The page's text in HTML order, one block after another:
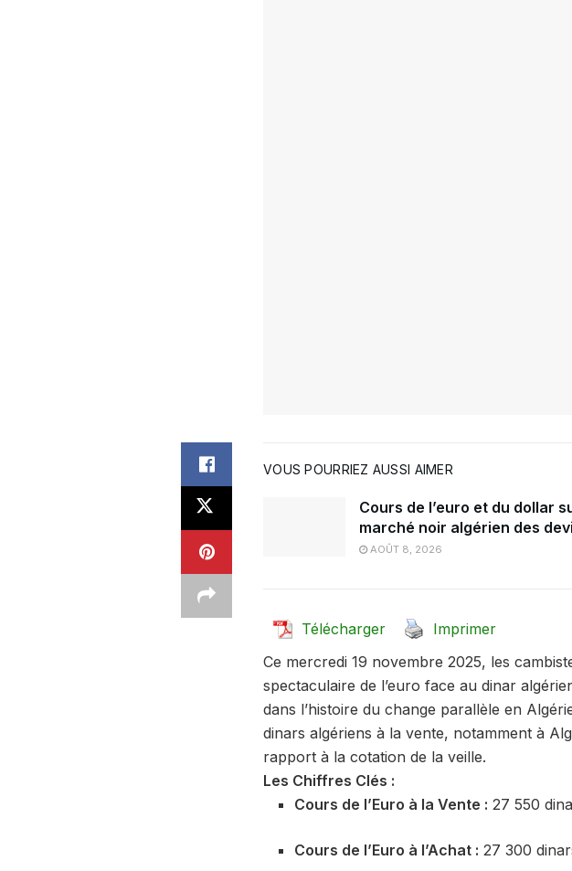
VOUS POURRIEZ AUSSI AIMER
Cours de l’euro et du dollar
marché noir algérien des
AOÛT 8, 2026
Télécharger
Imprimer
Ce mercredi 19 novembre 2025, les
spectaculaire de l’euro face au dinar
dans l’histoire du change parallèle en
dinars algériens à la vente, notamment à
rapport à la cotation de la veille.
Les Chiffres Clés :
Cours de l’Euro à la Vente : 27 550
Cours de l’Euro à l’Achat : 27 300